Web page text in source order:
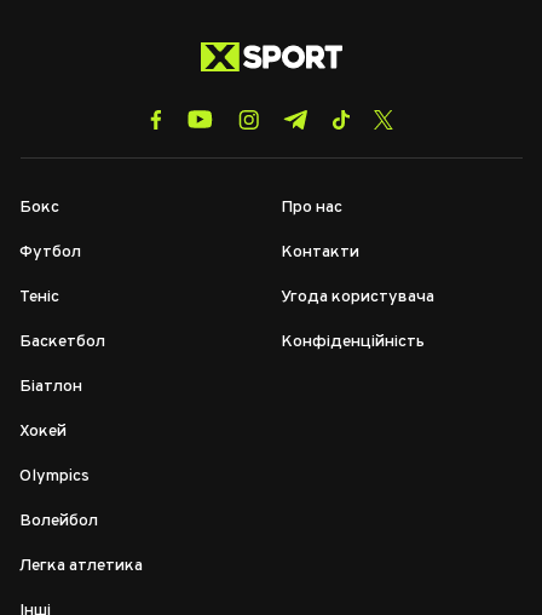
Бокс
Футбол
Теніс
Баскетбол
Біатлон
Хокей
Olympics
Волейбол
Легка атлетика
Про нас
Контакти
Угода користувача
Конфіденційність